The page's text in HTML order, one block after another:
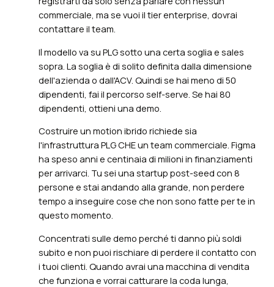
commerciale, ma se vuoi il tier enterprise, dovrai
contattare il team.
Il modello va su PLG sotto una certa soglia e sales
sopra. La soglia è di solito definita dalla dimensione
dell'azienda o dall'ACV. Quindi se hai meno di 50
dipendenti, fai il percorso self-serve. Se hai 80
dipendenti, ottieni una demo.
Costruire un motion ibrido richiede sia
l'infrastruttura PLG CHE un team commerciale. Figma
ha speso anni e centinaia di milioni in finanziamenti
per arrivarci. Tu sei una startup post-seed con 8
persone e stai andando alla grande, non perdere
tempo a inseguire cose che non sono fatte per te in
questo momento.
Concentrati sulle demo perché ti danno più soldi
subito e non puoi rischiare di perdere il contatto con
i tuoi clienti. Quando avrai una macchina di vendita
che funziona e vorrai catturare la coda lunga,